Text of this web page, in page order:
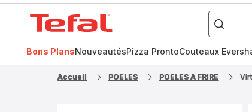
["Poêles
inox,
Cake
Factory,
Bons PlansNouveautésPizza ProntoCouteaux
Accueil POELES POELES A FRIRE